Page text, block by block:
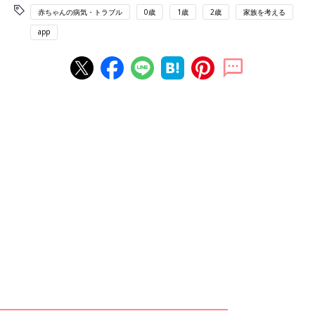
美園さん（以下敬称略） 私たち夫婦は高校３年生の終わりご
ろ、共通の友人を通じて知り合いました。大学入学してすぐ交際
が始まり、25歳で妊娠、結婚することになりました。経済的な心
配はありましたが、私はずっと母親になるのが夢だったんです。
赤ちゃんの病気・トラブル 0歳 1歳 2歳 家族を考える
app